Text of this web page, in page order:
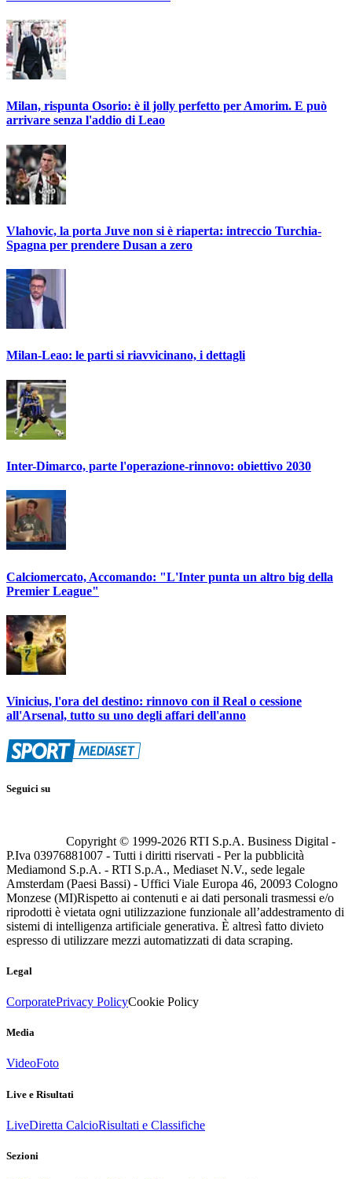
Milan, rispunta Osorio: è il jolly perfetto per Amorim. E può
arrivare senza l'addio di Leao
Vlahovic, la porta Juve non si è riaperta: intreccio Turchia-
Spagna per prendere Dusan a zero
Milan-Leao: le parti si riavvicinano, i dettagli
Inter-Dimarco, parte l'operazione-rinnovo: obiettivo 2030
Calciomercato, Accomando: "L'Inter punta un altro big della
Premier League"
Vinicius, l'ora del destino: rinnovo con il Real o cessione
all'Arsenal, tutto su uno degli affari dell'anno
Seguici su
Copyright © 1999-2026 RTI S.p.A. Business Digital -
P.Iva 03976881007 - Tutti i diritti riservati - Per la pubblicità
Mediamond S.p.A. - RTI S.p.A., Mediaset N.V., sede legale
Amsterdam (Paesi Bassi) - Uffici Viale Europa 46, 20093 Cologno
Monzese (MI)Rispetto ai contenuti e ai dati personali trasmessi e/o
riprodotti è vietata ogni utilizzazione funzionale all’addestramento di
sistemi di intelligenza artificiale generativa. È altresì fatto divieto
espresso di utilizzare mezzi automatizzati di data scraping.
Legal
CorporatePrivacy PolicyCookie Policy
Media
VideoFoto
Live e Risultati
LiveDiretta CalcioRisultati e Classifiche
Sezioni